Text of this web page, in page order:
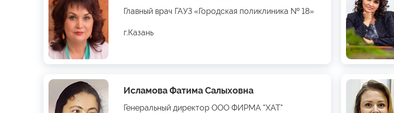
Главный врач ГАУЗ «Городская поликлиника № 18»
г.Казань
Исламова Фатима Салыховна
Генеральный директор ООО ФИРМА "ХАТ"